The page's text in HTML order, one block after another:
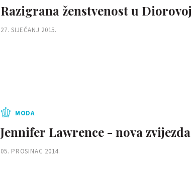
Razigrana ženstvenost u
27. SIJEČANJ 2015.
MODA
Jennifer Lawrence - nova
05. PROSINAC 2014.